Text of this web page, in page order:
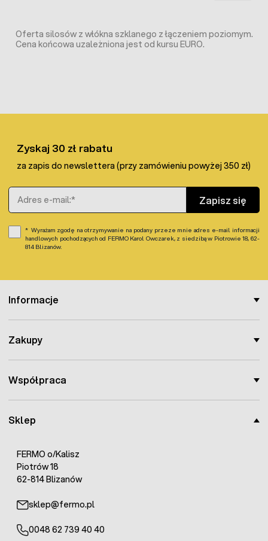
Oferta silosów z włókna szklanego z łączeniem poziomym.
Cena końcowa uzależniona jest od kursu EURO.
Sklep
FERMO o/Kalisz
Piotrów 18
62-814 Blizanów
sklep@fermo.pl
0048 62 739 40 40
Informacje
Zakupy
Współpraca
Zyskaj 30 zł rabatu
za zapis do newslettera (przy zamówieniu powyżej 350 zł)
Adres e-mail
Zapisz się
Wyrażam zgodę na otrzymywanie na podany przeze mnie adres e-mail informacji
handlowych pochodzących od FERMO Karol Owczarek, z siedzibą w Piotrowie 18, 62-
814 Blizanów.